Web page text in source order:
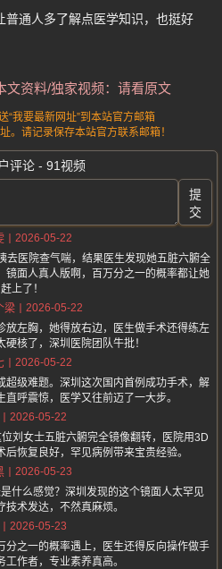
通人多了解点医学知识，也挺好
文资料/独家视频：请看原文
“我要最新网址”到本站官方邮箱
。请记录保存本站官方联系邮箱！
评论 - 91视频
提
交
2026-05-22
去医院查气喘，结果医生发现她五脏六腑全
镜面人真人版啊，百万分之一的概率都让她
赶上了！
梁
2026-05-22
左胸，她得放右边，医生做手术还得练左
核了，深圳医院团队牛批！
2026-05-22
超级难题。深圳这次国内首例成功手术，解
呼震惊，医学又往前迈了一大步。
2026-05-22
刘女士五脏六腑完全镜像翻转，医院用3D
恢复良好，罕见病例带来宝贵经验。
2026-05-23
什么感觉？深圳发现的这个镜面人太罕见
技术发达，不然真麻烦。
2026-05-23
分之一的概率遇上，医生还得反向操作做手
作者，专业素养真高。